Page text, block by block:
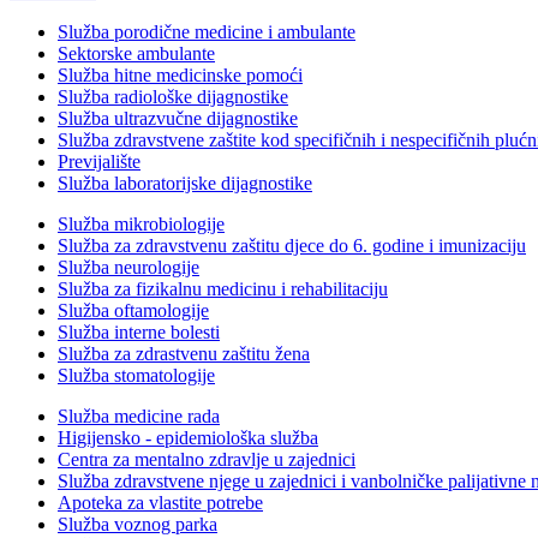
Služba porodične medicine i ambulante
Sektorske ambulante
Služba hitne medicinske pomoći
Služba radiološke dijagnostike
Služba ultrazvučne dijagnostike
Služba zdravstvene zaštite kod specifičnih i nespecifičnih
Previjalište
Služba laboratorijske dijagnostike
Služba mikrobiologije
Služba za zdravstvenu zaštitu djece do 6. godine i imunizaciju
Služba neurologije
Služba za fizikalnu medicinu i rehabilitaciju
Služba oftamologije
Služba interne bolesti
Služba za zdrastvenu zaštitu žena
Služba stomatologije
Služba medicine rada
Higijensko - epidemiološka služba
Centra za mentalno zdravlje u zajednici
Služba zdravstvene njege u zajednici i vanbolničke palijativne
Apoteka za vlastite potrebe
Služba voznog parka